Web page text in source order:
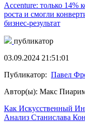
Accenture: только 14%
роста и смогли
бизнес-результат
публикатор
03.09.2024 21:51:01
Публикатор: Павел
Автор(ы): Макс
Как Искусственный
Анализ Станислава